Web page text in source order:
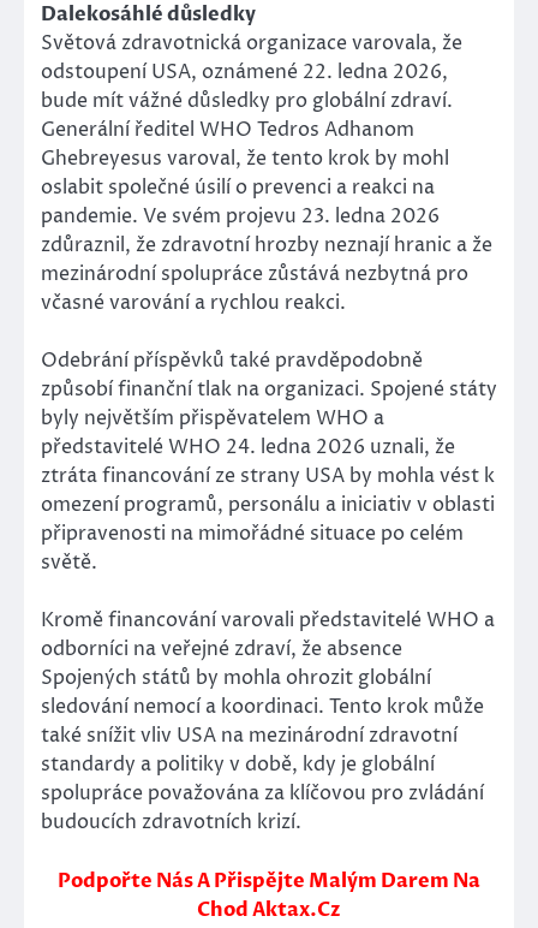
Dalekosáhlé důsledky
Světová zdravotnická organizace varovala, že
odstoupení USA, oznámené 22. ledna 2026,
bude mít vážné důsledky pro globální zdraví.
Generální ředitel WHO Tedros Adhanom
Ghebreyesus varoval, že tento krok by mohl
oslabit společné úsilí o prevenci a reakci na
pandemie. Ve svém projevu 23. ledna 2026
zdůraznil, že zdravotní hrozby neznají hranic a že
mezinárodní spolupráce zůstává nezbytná pro
včasné varování a rychlou reakci.
Odebrání příspěvků také pravděpodobně
způsobí finanční tlak na organizaci. Spojené státy
byly největším přispěvatelem WHO a
představitelé WHO 24. ledna 2026 uznali, že
ztráta financování ze strany USA by mohla vést k
omezení programů, personálu a iniciativ v oblasti
připravenosti na mimořádné situace po celém
světě.
Kromě financování varovali představitelé WHO a
odborníci na veřejné zdraví, že absence
Spojených států by mohla ohrozit globální
sledování nemocí a koordinaci. Tento krok může
také snížit vliv USA na mezinárodní zdravotní
standardy a politiky v době, kdy je globální
spolupráce považována za klíčovou pro zvládání
budoucích zdravotních krizí.
Podpořte Nás A Přispějte Malým Darem Na
Chod Aktax.Cz